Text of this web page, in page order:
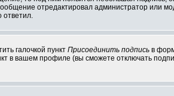
отредактировал администратор или
ответил.
галочкой пункт Присоединить подпись в
в вашем профиле (вы сможете отключать